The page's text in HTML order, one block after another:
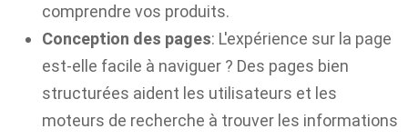
comprendre vos produits.
Conception des pages: L'expérience sur la page
est-elle facile à naviguer ? Des pages bien
structurées aident les utilisateurs et les
moteurs de recherche à trouver les informations